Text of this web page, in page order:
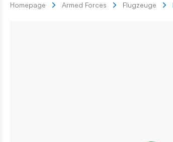
Homepage Armed Forces Flugzeuge